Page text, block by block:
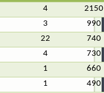
4
2150
3
990
22
740
4
730
1
660
1
490